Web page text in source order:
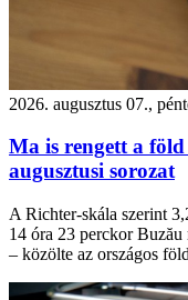
2026. augusztus 07.,
Ma is rengett a
augusztusi sorozat
A Richter-skála szerint
14 óra 23 perckor Buzău
– közölte az országos